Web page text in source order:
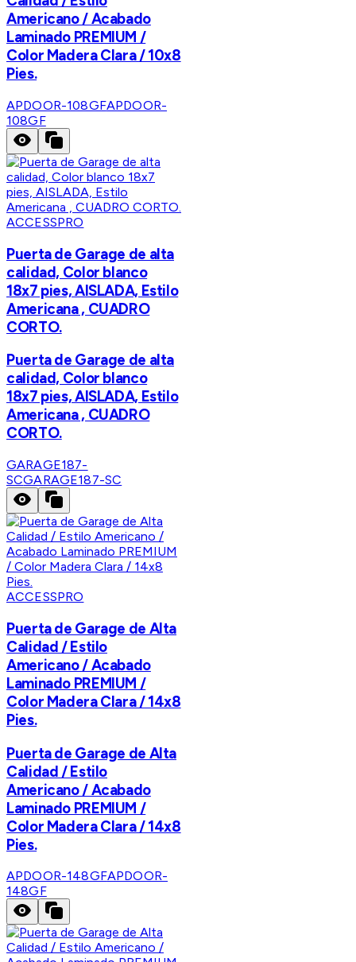
Americano / Acabado
Laminado PREMIUM /
Color Madera Clara / 10x8
Pies.
APDOOR-108GFAPDOOR-
108GF
ACCESSPRO
Puerta de Garage de alta
calidad, Color blanco
18x7 pies, AISLADA, Estilo
Americana , CUADRO
CORTO.
Puerta de Garage de alta
calidad, Color blanco
18x7 pies, AISLADA, Estilo
Americana , CUADRO
CORTO.
GARAGE187-
SCGARAGE187-SC
ACCESSPRO
Puerta de Garage de Alta
Calidad / Estilo
Americano / Acabado
Laminado PREMIUM /
Color Madera Clara / 14x8
Pies.
Puerta de Garage de Alta
Calidad / Estilo
Americano / Acabado
Laminado PREMIUM /
Color Madera Clara / 14x8
Pies.
APDOOR-148GFAPDOOR-
148GF